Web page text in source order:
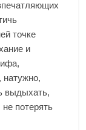
точке
и
натужно,
выдыхать,
потерять